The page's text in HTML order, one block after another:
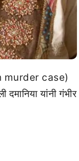
murder case)
यांनी गंभीर